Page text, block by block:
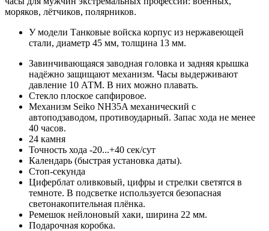
моряков, лётчиков, полярников.
У модели Танковые войска корпус из нержавеющей
стали, диаметр 45 мм, толщина 13 мм.
Завинчивающаяся заводная головка и задняя крышка
надёжно защищают механизм. Часы выдерживают
давление 10 АТМ. В них можно плавать.
Стекло плоское сапфировое.
Механизм Seiko NH35A механический с
автоподзаводом, противоударный. Запас хода не менее
40 часов.
24 камня
Точность хода -20...+40 сек/сут
Календарь (быстрая установка даты).
Стоп-секунда
Циферблат оливковый, цифры и стрелки светятся в
темноте. В подсветке используется безопасная
светонакопительная плёнка.
Ремешок нейлоновый хаки, ширина 22 мм.
Подарочная коробка.